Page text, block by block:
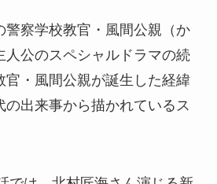
警察学校教官・風間公親（か
人公のスペシャルドラマの続
官・風間公親が誕生した経緯
の出来事から描かれているス